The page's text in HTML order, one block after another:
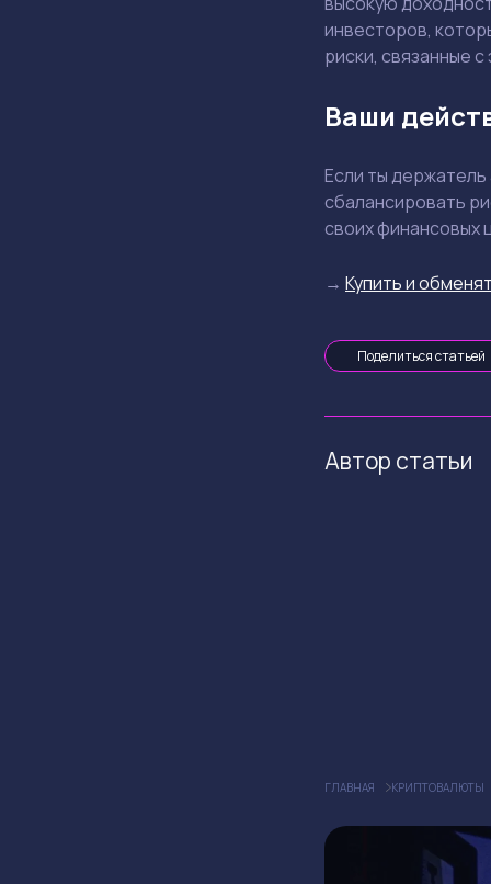
инвесторов,
риски, связанные
Ваши
Если ты
сбалансировать
своих финансовых
→ Купить и
Поделиться статьей
Автор статьи
ГЛАВНАЯ КРИПТОВАЛЮТЫ